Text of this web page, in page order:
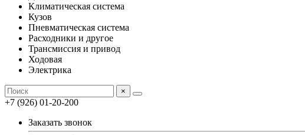
Климатическая система
Кузов
Пневматическая система
Расходники и другое
Трансмиссия и привод
Ходовая
Электрика
×
+7 (926) 01-20-200
Заказать звонок